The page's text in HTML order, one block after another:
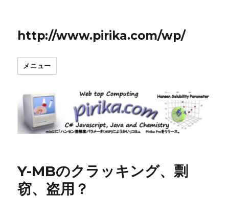
http://www.pirika.com/wp/
メニュー
Y-MBのクラッキング、剽
窃、盗用？